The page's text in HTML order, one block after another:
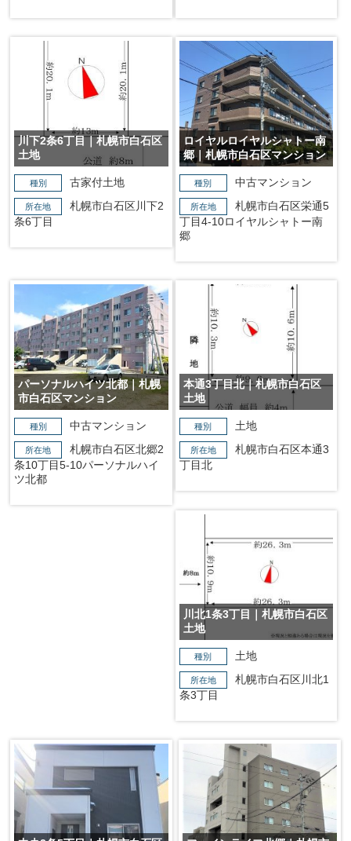
川下2条6丁目｜札幌市白石区
土地
種別 古家付土地
所在地
札幌市白石区川下2
条6丁目
ロイヤルロイヤルシャトー南
郷｜札幌市白石区マンション
種別 中古マンション
所在地
札幌市白石区栄通5
丁目4-10ロイヤルシャトー南
郷
パーソナルハイツ北都｜札幌
市白石区マンション
種別 中古マンション
所在地
札幌市白石区北郷2
条10丁目5-10パーソナルハイ
ツ北都
本通3丁目北｜札幌市白石区
土地
種別 土地
所在地
札幌市白石区本通3
丁目北
川北1条3丁目｜札幌市白石区
土地
種別 土地
所在地
札幌市白石区川北1
条3丁目